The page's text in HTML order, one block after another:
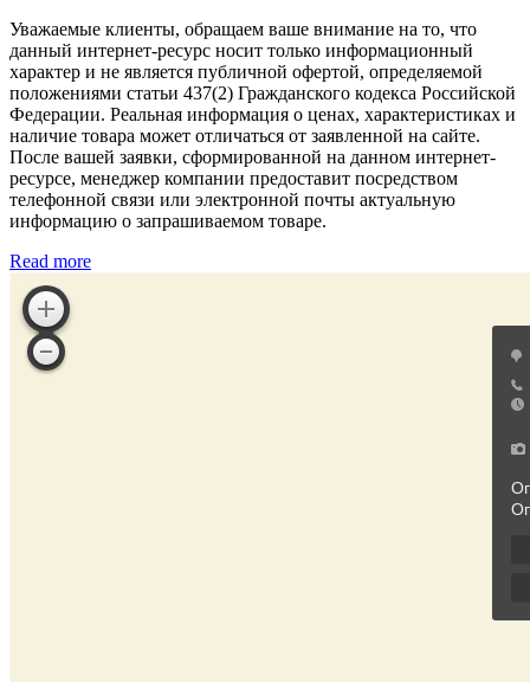
Уважаемые клиенты, обращаем ваше внимание на то, что
данный интернет-ресурс носит только информационный
характер и не является публичной офертой, определяемой
положениями статьи 437(2) Гражданского кодекса Российской
Федерации. Реальная информация о ценах, характеристиках и
наличие товара может отличаться от заявленной на сайте.
После вашей заявки, сформированной на данном интернет-
ресурсе, менеджер компании предоставит посредством
телефонной связи или электронной почты актуальную
информацию о запрашиваемом товаре.
Read more